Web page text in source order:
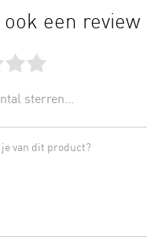
een review
sterren...